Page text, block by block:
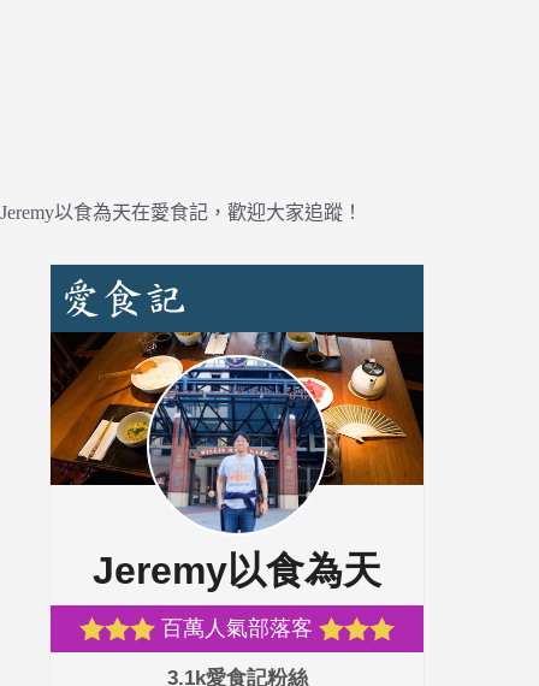
Jeremy以食為天在愛食記，歡迎大家追蹤！